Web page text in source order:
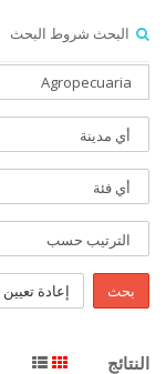
البحث شروط البحث
بحث إعادة تعيين
النتائج